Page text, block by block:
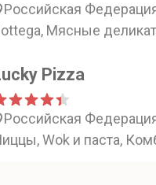
Российская
Мясные
Pizza
Российская
Wok и паста,